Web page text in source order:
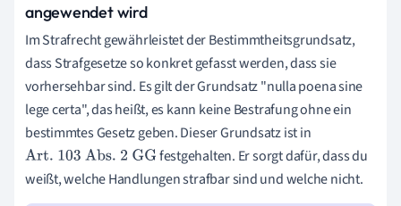
angewendet wird
Im Strafrecht gewährleistet der Bestimmtheitsgrundsatz,
dass Strafgesetze so konkret gefasst werden, dass sie
vorhersehbar sind. Es gilt der Grundsatz "nulla poena sine
lege certa", das heißt, es kann keine Bestrafung ohne ein
bestimmtes Gesetz geben. Dieser Grundsatz ist in
Art. 103 Abs. 2 GG
festgehalten. Er sorgt dafür, dass du
weißt, welche Handlungen strafbar sind und welche nicht.